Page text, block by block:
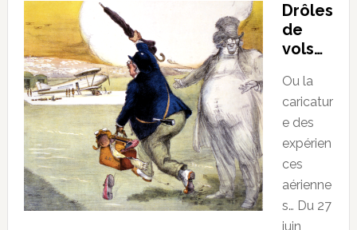
Drôles
de
vols…
Ou la
caricatur
e des
expérien
ces
aérienne
s… Du 27
juin